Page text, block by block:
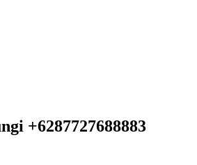
+6287727688883